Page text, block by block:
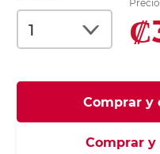
Comprar y
Comprar y